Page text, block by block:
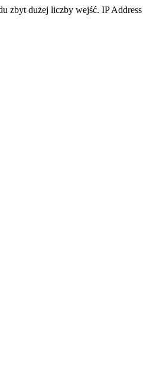
zbyt dużej liczby wejść. IP